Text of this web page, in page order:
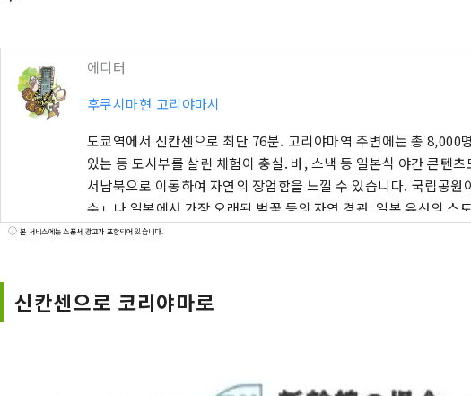
에디터
후쿠시마현 고리야마시
도쿄역에서 신칸센으로 최단 76분. 고리야마역 주변에는 총 8,000
있는 등 도시부를 살린 체험이 충실. 바, 스낵 등 일본식 야간 콘텐
서남북으로 이동하여 자연의 장엄함을 느낄 수 있습니다. 국립공원
수」나 일본에서 가장 오래된 벚꽃 등의 자연 경관, 일본 유산의 스
나에시로 호수에서 물을 끌어발전한 코리야마시에서 일본술이나 발
본 서비스에는 스폰서 광고가 포함되어 있습니다.
신칸센으로 코리야마로